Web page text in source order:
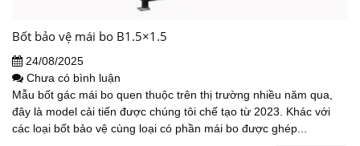
Bốt bảo vệ mái bo B1.5×1.5
24/08/2025
Chưa có bình luận
Mẫu bốt gác mái bo quen thuộc trên thị trường nhiều năm qua,
đây là model cải tiến được chúng tôi chế tạo từ 2023. Khác với
các loại bốt bảo vệ cùng loại có phần mái bo được ghép...